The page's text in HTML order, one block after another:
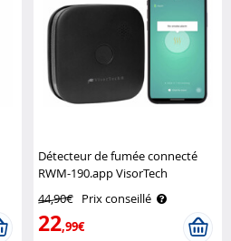
Détecteur de fumée connecté
RWM-190.app VisorTech
44,90€ Prix conseillé
22,99€